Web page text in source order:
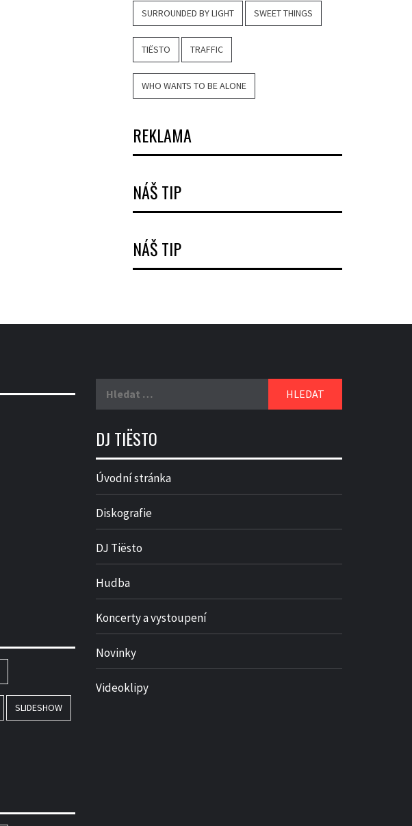
SURROUNDED BY LIGHT SWEET THINGS
TIËSTO TRAFFIC
WHO WANTS TO BE ALONE
REKLAMA
NÁŠ TIP
NÁŠ TIP
SLIDESHOW
DJ TIËSTO
Úvodní stránka
Diskografie
DJ Tiësto
Hudba
Koncerty a vystoupení
Novinky
Videoklipy